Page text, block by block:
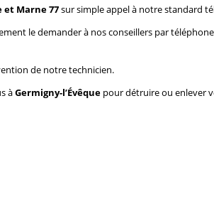
et Marne 77sur simple appel à notre standard
le demander à nos conseillers par
de notre technicien.
àGermigny-l’Évêque pour détruire ou enlever